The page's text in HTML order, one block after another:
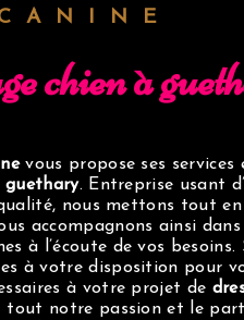
CANINE
chien à
vous propose ses services
guethary. Entreprise usant
nous mettons tout
accompagnons ainsi
à l’écoute de vos besoins.
à votre disposition pour
à votre projet de
notre passion et le